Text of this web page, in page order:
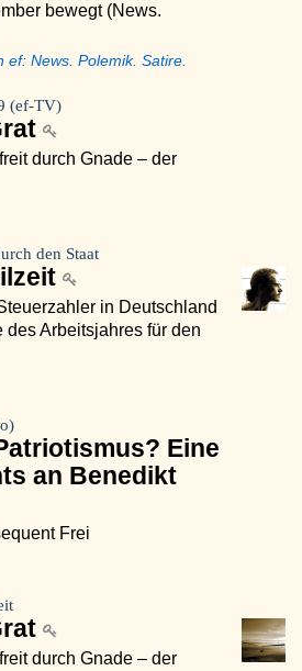
bewegt (News.
News. Polemik. Satire.
(ef-TV)
durch Gnade – der
den Staat
in Deutschland
Arbeitsjahres für den
Eine
an Benedikt
Frei
durch Gnade – der